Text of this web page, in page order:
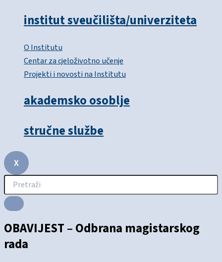
institut sveučilišta/univerziteta
O Institutu
Centar za cjeloživotno učenje
Projekti i novosti na Institutu
akademsko osoblje
stručne službe
X
OBAVIJEST – Odbrana magistarskog
rada